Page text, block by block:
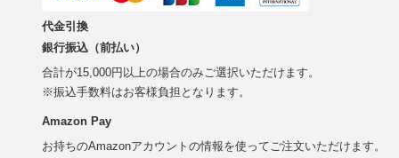
代金引換
銀行振込（前払い）
合計が15,000円以上の場合のみご選択いただけます。
※振込手数料はお客様負担となります。
Amazon Pay
お持ちのAmazonアカウントの情報を使ってご注文いただけます。